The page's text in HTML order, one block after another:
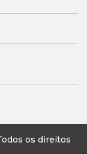
os direitos